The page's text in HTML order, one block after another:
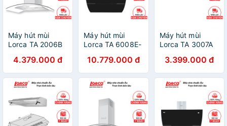
Máy hút mùi
Lorca TA 2006B
dbA) - Bảo hành
3 năm
4.379.000 đ
Máy hút mùi
Lorca TA 6008E-
Bảo hành 3 năm
10.779.000 đ
Máy hút mùi
Lorca TA 3007A
- Bảo hành 3
năm
3.399.000 đ